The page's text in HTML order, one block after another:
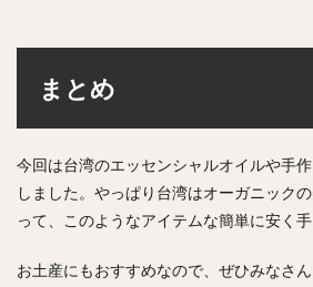
まとめ
今回は台湾のエッセンシャルオイルや手
しました。やっぱり台湾はオーガニック
って、このようなアイテムな簡単に安く手
お土産にもおすすめなので、ぜひみなさ